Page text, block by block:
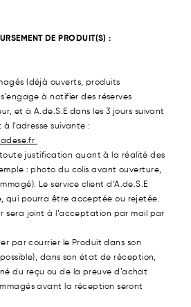
DE PRODUIT(S) :
(déjà ouverts, produits
à notifier des réserves
et à A.de.S.E dans les 3 jours suivant
l’adresse suivante :
justification quant à la réalité des
: photo du colis avant ouverture,
Le service client d’A.de.S.E
qui pourra être acceptée ou rejetée.
sera joint à l’acceptation par mail par
par courrier le Produit dans son
dans son état de réception,
du reçu ou de la preuve d’achat
avant la réception seront